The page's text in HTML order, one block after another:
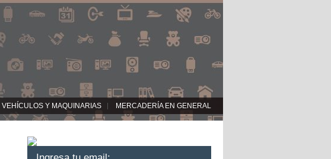
VEHÍCULOS Y MAQUINARIAS MERCADERÍA EN GENERAL